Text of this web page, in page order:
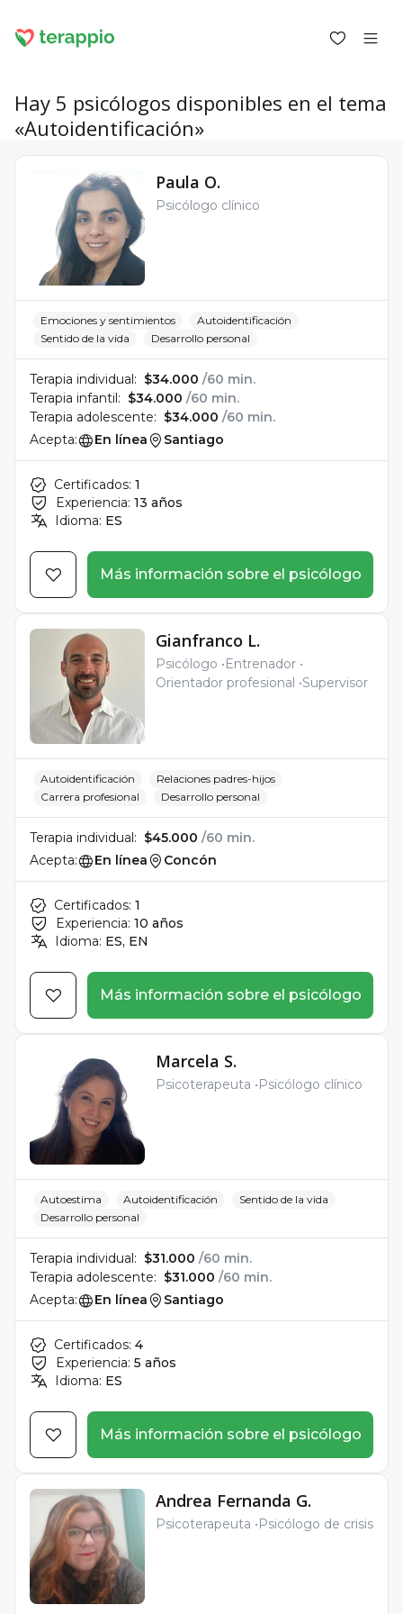
Iniciar sesión como psicólogo
Servicios
Para los psicólogos
Sobre terappio
Preguntas y respuestas
office@terappio.com
Hay 5 psicólogos disponibles en el tema
«Autoidentificación»
Paula O.
Psicólogo clínico
Emociones y sentimientos
Autoidentificación
Sentido de la vida
Desarrollo personal
Terapia individual: $34.000 /60 min.
Terapia infantil: $34.000 /60 min.
Terapia adolescente: $34.000 /60 min.
Acepta:
En línea Santiago
Certificados: 1
Experiencia: 13 años
Idioma: ES
Más información sobre el psicólogo
Gianfranco L.
Psicólogo
Entrenador
Orientador profesional Supervisor
Autoidentificación
Relaciones padres-hijos
Carrera profesional
Desarrollo personal
Terapia individual: $45.000 /60 min.
Acepta:
En línea Concón
Certificados: 1
Experiencia: 10 años
Idioma: ES, EN
Más información sobre el psicólogo
Marcela S.
Psicoterapeuta Psicólogo clínico
Autoestima Autoidentificación
Sentido de la vida
Desarrollo personal
Terapia individual: $31.000 /60 min.
Terapia adolescente: $31.000 /60 min.
Acepta:
En línea Santiago
Certificados: 4
Experiencia: 5 años
Idioma: ES
Más información sobre el psicólogo
Andrea Fernanda G.
Psicoterapeuta Psicólogo de crisis